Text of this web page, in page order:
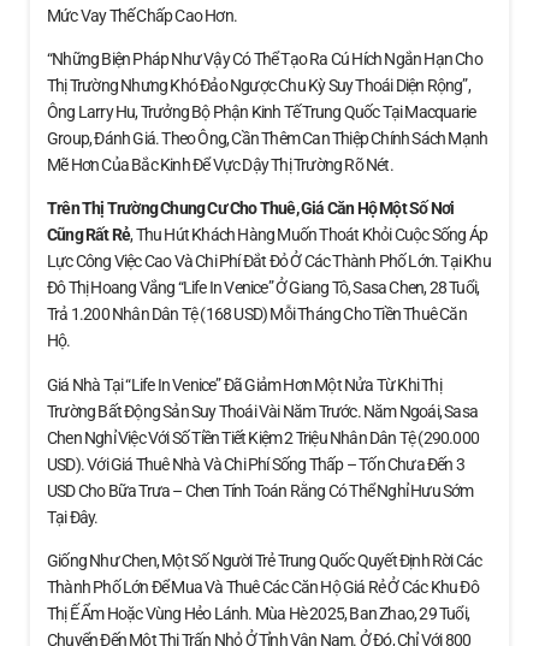
Mức Vay Thế Chấp Cao Hơn.
“Những Biện Pháp Như Vậy Có Thể Tạo Ra Cú Hích Ngắn Hạn Cho
Thị Trường Nhưng Khó Đảo Ngược Chu Kỳ Suy Thoái Diện Rộng”,
Ông Larry Hu, Trưởng Bộ Phận Kinh Tế Trung Quốc Tại Macquarie
Group, Đánh Giá. Theo Ông, Cần Thêm Can Thiệp Chính Sách Mạnh
Mẽ Hơn Của Bắc Kinh Để Vực Dậy Thị Trường Rõ Nét.
Trên Thị Trường Chung Cư Cho Thuê, Giá Căn HộMột Số Nơi
Cũng Rất Rẻ, Thu Hút Khách Hàng Muốn Thoát Khỏi Cuộc Sống Áp
Lực Công Việc Cao Và Chi Phí Đắt Đỏ Ở Các Thành Phố Lớn. Tại Khu
Đô Thị Hoang Vắng “Life In Venice” Ở Giang Tô, Sasa Chen, 28 Tuổi,
Trả 1.200 Nhân Dân Tệ (168 USD) Mỗi Tháng Cho Tiền Thuê Căn
Hộ.
Giá Nhà Tại “Life In Venice” Đã Giảm Hơn Một Nửa Từ Khi Thị
Trường Bất Động Sản Suy Thoái Vài Năm Trước. Năm Ngoái, Sasa
Chen Nghỉ Việc Với Số Tiền Tiết Kiệm 2 Triệu Nhân Dân Tệ (290.000
USD). Với Giá Thuê Nhà Và Chi Phí Sống Thấp – Tốn Chưa Đến 3
USD Cho Bữa Trưa – Chen Tính Toán Rằng Có Thể Nghỉ Hưu Sớm
Tại Đây.
Giống Như Chen, Một Số Người Trẻ Trung Quốc Quyết Định Rời Các
Thành Phố Lớn Để Mua Và Thuê Các Căn Hộ Giá Rẻ Ở Các Khu Đô
Thị Ế Ẩm Hoặc Vùng Hẻo Lánh. Mùa Hè 2025, Ban Zhao, 29 Tuổi,
Chuyển Đến Một Thị Trấn Nhỏ Ở Tỉnh Vân Nam. Ở Đó, Chỉ Với 800